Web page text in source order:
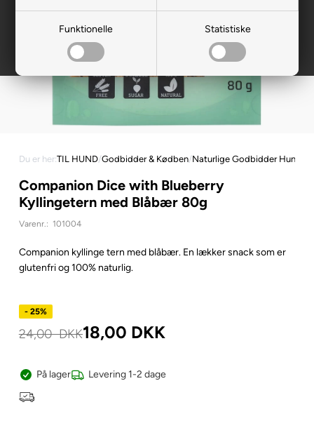
Funktionelle Statistiske
Du er her:TIL HUND/Godbidder & Kødben/Naturlige Godbidder Hund
Companion Dice with Blueberry
Kyllingetern med Blåbær 80g
Varenr.: 101004
Companion kyllinge tern med blåbær. En lækker snack som er
glutenfri og 100% naturlig.
- 25%
24,00DKK18,00 DKK
På lager Levering 1-2 dage